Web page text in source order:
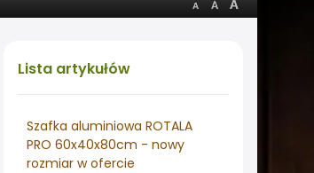
Lista artykułów
Szafka aluminiowa ROTALA
PRO 60x40x80cm - nowy
rozmiar w ofercie